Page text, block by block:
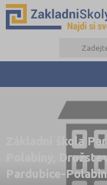
Základní škola
Polabiny,
Pardubice-